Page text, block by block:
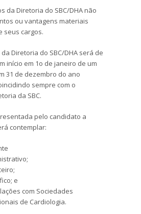
da Diretoria do SBC/DHA não
ou vantagens materiais
seus cargos.
Diretoria do SBC/DHA será de
início em 1o de janeiro de um
31 de dezembro do ano
sempre com o
da SBC.
pelo candidato a
contemplar:
e
com Sociedades
de Cardiologia.